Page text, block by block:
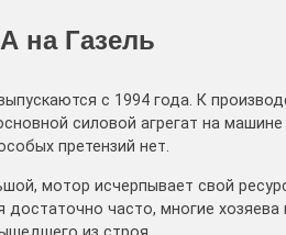
на Газель
с 1994 года. К
силовой агрегат на
претензий нет.
мотор исчерпывает свой
достаточно часто, многие